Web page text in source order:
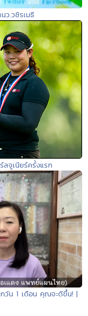
ว.วชิรเมธี
ลจูเนียร์ครั้งแรก
วัน 1 เดือน คุณจะดีขึ้น! |